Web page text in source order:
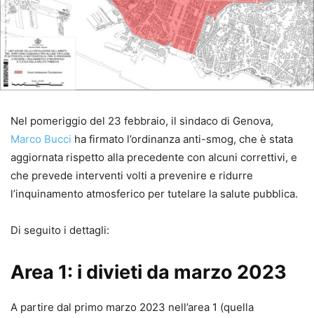
Nel pomeriggio del 23 febbraio, il sindaco di Genova,
Marco Bucci ha firmato l’ordinanza anti-smog, che è stata
aggiornata rispetto alla precedente con alcuni correttivi, e
che prevede interventi volti a prevenire e ridurre
l’inquinamento atmosferico per tutelare la salute pubblica.
Di seguito i dettagli:
Area 1: i divieti da marzo 2023
A partire dal primo marzo 2023 nell’area 1 (quella